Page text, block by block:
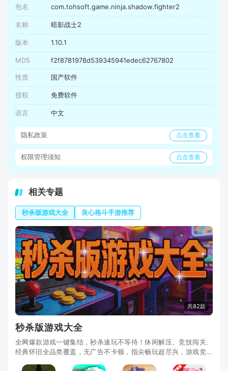
包名 com.tohsoft.game.ninja.shadow.fighter2
名称 暗影战士2
版本 1.10.1
MD5 f2f8781978d539345941edec62767802
性质 国产软件
授权 免费软件
语言 中文
隐私政策 点击查看
权限管理须知 点击查看
相关专题
秒杀版游戏大全 良心格斗手游推荐
共82款
秒杀版游戏大全
全网爆款游戏一键集结，秒杀速玩不等待！休闲解压、竞技闯关、
经典怀旧全品类覆盖，无广告不卡顿，指尖畅玩超尽兴，游戏党私